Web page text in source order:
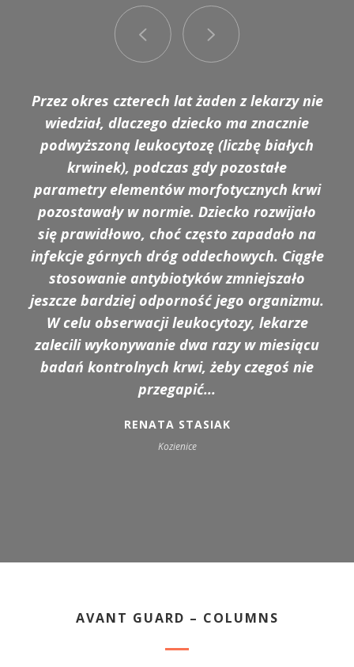
Przez okres czterech lat żaden z lekarzy nie
wiedział, dlaczego dziecko ma znacznie
podwyższoną leukocytozę (liczbę białych
krwinek), podczas gdy pozostałe
parametry elementów morfotycznych krwi
pozostawały w normie. Dziecko rozwijało
się prawidłowo, choć często zapadało na
infekcje górnych dróg oddechowych. Ciągłe
stosowanie antybiotyków zmniejszało
jeszcze bardziej odporność jego organizmu.
W celu obserwacji leukocytozy, lekarze
zalecili wykonywanie dwa razy w miesiącu
badań kontrolnych krwi, żeby czegoś nie
przegapić...
RENATA STASIAK
Kozienice
Kuba zaczął się powoli wycofywać prawie
ze wszystkich sfer życia - stracił
zainteresowanie dziećmi , zabawkami i
zabawą. Stawał się coraz bardziej
nieobecny, jakby coraz mniej rozumiał.
Wyraźnie zanikał jego kontakt z nami,
odpychał nas, zaprzestał posługiwania się
mową. Zaczął odmawiać pożywienia, w
końcu jego stała się tak uboga, że bałam
się o jego zdrowie. Zasypianie i budzenie
się było koszmarem, sen też był bardzo
niespokojny. Kiedy się zdenerwował nie
potrafił się bardzo długo uspokoić. W
wieku prawic 4 lat Kuba został
zaburzeniami autystycznymi...
AVANT GUARD – COLUMNS